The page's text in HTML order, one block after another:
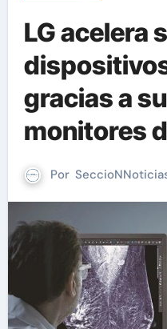
LG acelera
gracias a
monitores
Por